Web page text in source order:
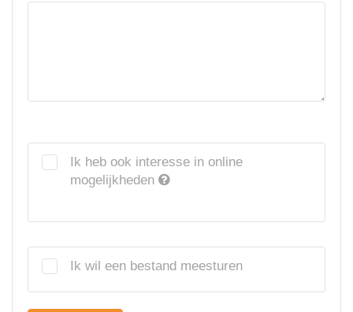
Ik heb ook interesse in online
mogelijkheden
Ik wil een bestand meesturen